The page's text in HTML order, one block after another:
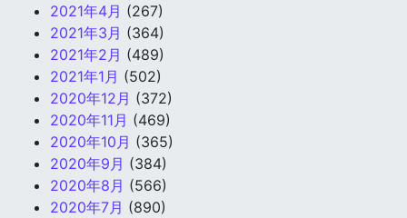
2021年4月 (267)
2021年3月 (364)
2021年2月 (489)
2021年1月 (502)
2020年12月 (372)
2020年11月 (469)
2020年10月 (365)
2020年9月 (384)
2020年8月 (566)
2020年7月 (890)